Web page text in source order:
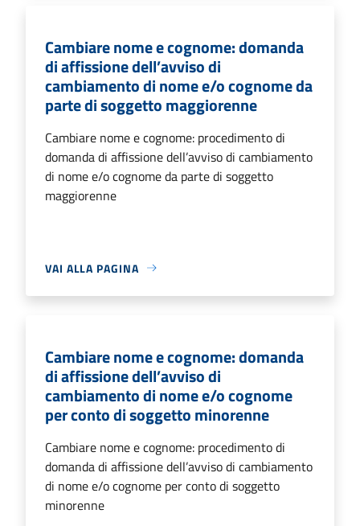
Cambiare nome e cognome: domanda
di affissione dell’avviso di
cambiamento di nome e/o cognome da
parte di soggetto maggiorenne
Cambiare nome e cognome: procedimento di
domanda di affissione dell’avviso di cambiamento
di nome e/o cognome da parte di soggetto
maggiorenne
VAI ALLA PAGINA
Cambiare nome e cognome: domanda
di affissione dell’avviso di
cambiamento di nome e/o cognome
per conto di soggetto minorenne
Cambiare nome e cognome: procedimento di
domanda di affissione dell’avviso di cambiamento
di nome e/o cognome per conto di soggetto
minorenne